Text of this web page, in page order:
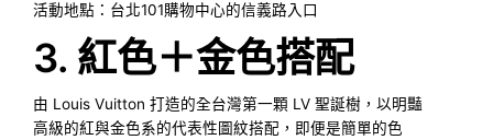
活動地點：台北101購物中心的信義路入口
3. 紅色＋金色搭配
由 Louis Vuitton 打造的全台灣第一顆 LV 聖誕樹，以明豔
高級的紅與金色系的代表性圖紋搭配，即便是簡單的色